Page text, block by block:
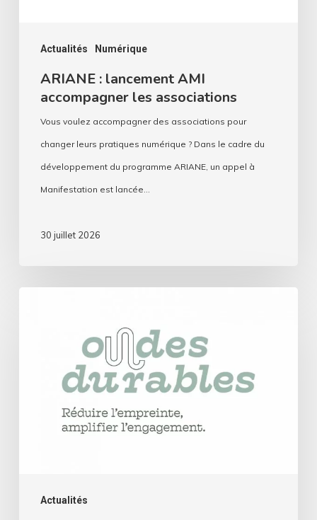
Actualités Numérique
ARIANE : lancement AMI
accompagner les associations
Vous voulez accompagner des associations pour
changer leurs pratiques numérique ? Dans le cadre du
développement du programme ARIANE, un appel à
Manifestation est lancée…
30 juillet 2026
Actualités
associatives
collectif